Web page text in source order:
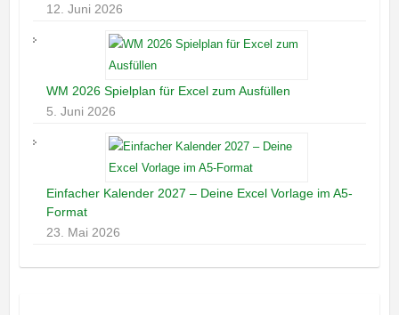
12. Juni 2026
WM 2026 Spielplan für Excel zum Ausfüllen
5. Juni 2026
Einfacher Kalender 2027 – Deine Excel Vorlage im A5-
Format
23. Mai 2026